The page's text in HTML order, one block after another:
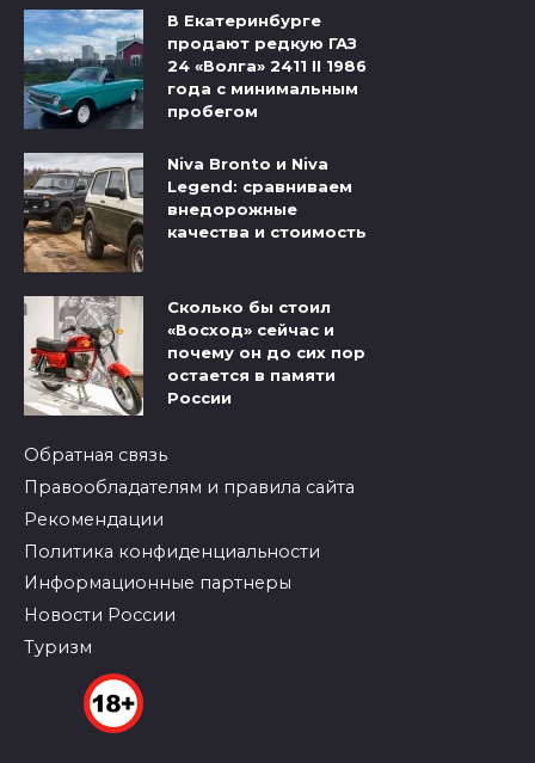
В Екатеринбурге
продают редкую ГАЗ
24 «Волга» 2411 II 1986
года с минимальным
пробегом
Niva Bronto и Niva
Legend: сравниваем
внедорожные
качества и стоимость
Сколько бы стоил
«Восход» сейчас и
почему он до сих пор
остается в памяти
России
Обратная связь
Правообладателям и правила сайта
Рекомендации
Политика конфиденциальности
Информационные партнеры
Новости России
Туризм